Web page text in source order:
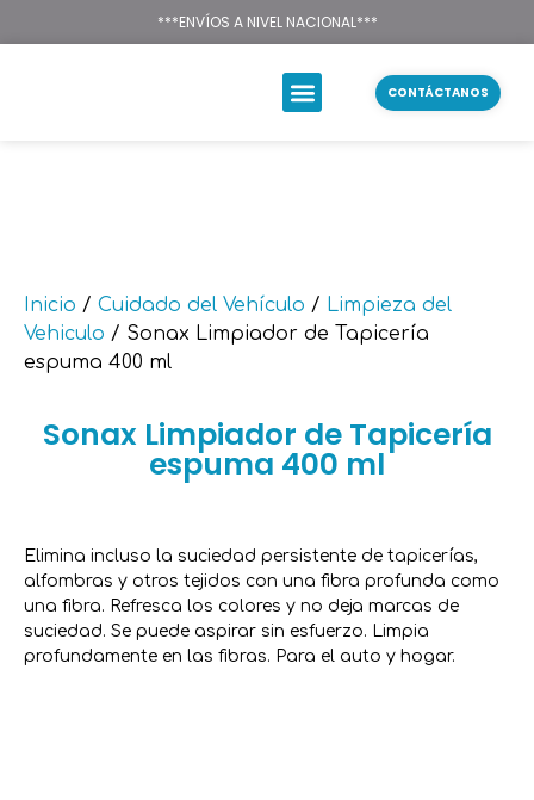
Texsal Venezuela –
***ENVÍOS A NIVEL NACIONAL***
CONTÁCTANOS
Inicio / Cuidado del Vehículo / Limpieza del
Vehiculo / Sonax Limpiador de Tapicería
espuma 400 ml
Sonax Limpiador de Tapicería
espuma 400 ml
Elimina incluso la suciedad persistente de tapicerías,
alfombras y otros tejidos con una fibra profunda como
una fibra. Refresca los colores y no deja marcas de
suciedad. Se puede aspirar sin esfuerzo. Limpia
profundamente en las fibras. Para el auto y hogar.